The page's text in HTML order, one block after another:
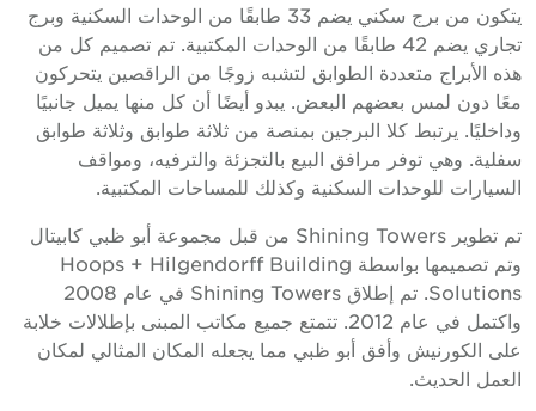
يتكون من برج سكني يضم 33 طابقًا من الوحدات السكنية وبرج
تجاري يضم 42 طابقًا من الوحدات المكتبية. تم تصميم كل من
هذه الأبراج متعددة الطوابق لتشبه زوجًا من الراقصين يتحركون
معًا دون لمس بعضهم البعض. يبدو أيضًا أن كل منها يميل جانبيًا
وداخليًا. يرتبط كلا البرجين بمنصة من ثلاثة طوابق وثلاثة طوابق
سفلية. وهي توفر مرافق البيع بالتجزئة والترفيه، ومواقف
السيارات للوحدات السكنية وكذلك للمساحات المكتبية.
تم تطوير Shining Towers من قبل مجموعة أبو ظبي كابيتال
وتم تصميمها بواسطة Hoops + Hilgendorff Building
Solutions. تم إطلاق Shining Towers في عام 2008
واكتمل في عام 2012. تتمتع جميع مكاتب المبنى بإطلالات خلابة
على الكورنيش وأفق أبو ظبي مما يجعله المكان المثالي لمكان
العمل الحديث.